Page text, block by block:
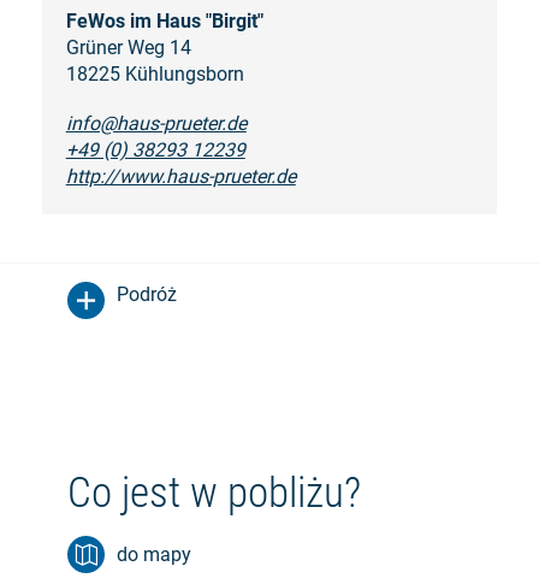
FeWos im Haus "Birgit"
Grüner Weg 14
18225 Kühlungsborn
info@haus-prueter.de
+49 (0) 38293 12239
http://www.haus-prueter.de
Podróż
Co jest w pobliżu?
do mapy